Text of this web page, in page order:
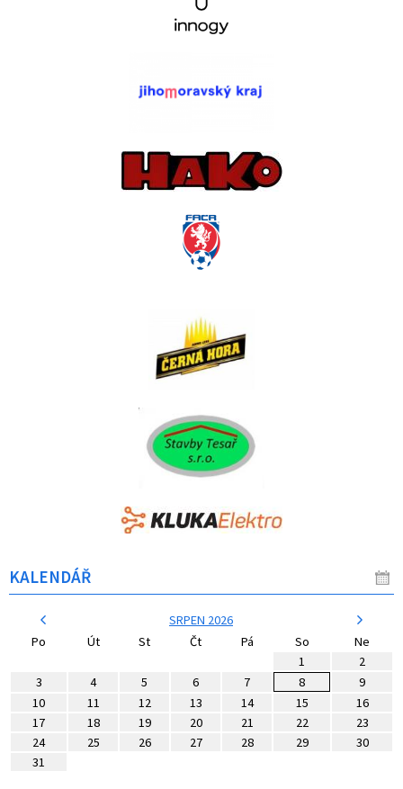
KALENDÁŘ
SRPEN 2026
Po
Út St Čt Pá So
Ne
1
2
3
4 5 6 7 8
9
10
11 12 13 14 15
16
17
18 19 20 21 22
23
24
25 26 27 28 29
30
31